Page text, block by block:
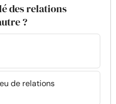
des relations
?
de relations